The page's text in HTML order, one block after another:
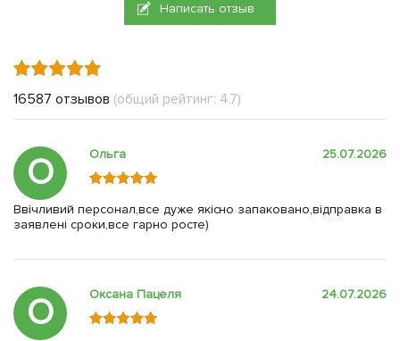
Написать отзыв
16587 отзывов (общий рейтинг: 4.7)
О Ольга 25.07.2026
Ввічливий персонал,все дуже якісно запаковано,відправка в
заявлені сроки,все гарно росте)
О Оксана Пацеля 24.07.2026